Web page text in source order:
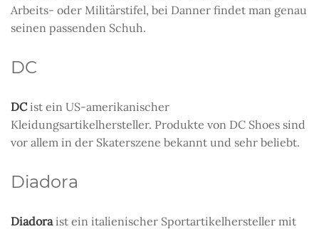
Arbeits- oder Militärstifel, bei Danner findet man genau
seinen passenden Schuh.
DC
DCist ein US-amerikanischer
Kleidungsartikelhersteller. Produkte von DC Shoes sind
vor allem in der Skaterszene bekannt und sehr beliebt.
Diadora
Diadoraist ein italienischer Sportartikelhersteller mit